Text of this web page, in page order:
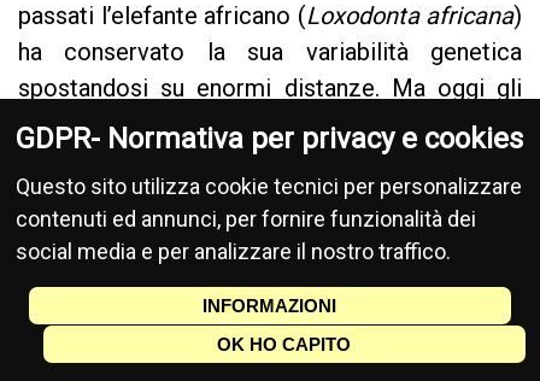
passati l’elefante africano (Loxodonta africana)
ha conservato la sua variabilità genetica
spostandosi su enormi distanze. Ma oggi gli
elefanti rimasti sopravvivono in popolazioni
talmente frammentate che il flusso di geni è
interrotto. Gli elefanti sono cioè già “sotto i
numeri minimi per mantenere aperta la
possibilità della speciazione”. E allora:
dovremmo abbandonare gli elefanti al loro
destino?
GDPR- Normativa per privacy e cookies
Questo sito utilizza cookie tecnici per personalizzare
contenuti ed annunci, per fornire funzionalità dei
social media e per analizzare il nostro traffico.
INFORMAZIONI
OK HO CAPITO